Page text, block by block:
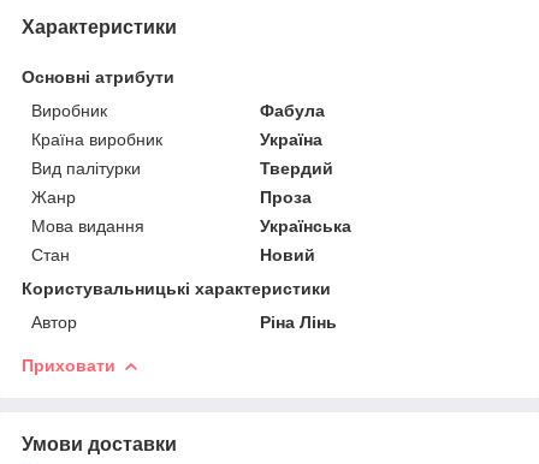
Характеристики
Основні атрибути
Виробник
Фабула
Країна виробник
Україна
Вид палітурки
Твердий
Жанр
Проза
Мова видання
Українська
Стан
Новий
Користувальницькі характеристики
Автор
Ріна Лінь
Приховати
Умови доставки